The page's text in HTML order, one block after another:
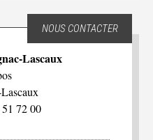
NOUS CONTACTER
Lascaux
72 00